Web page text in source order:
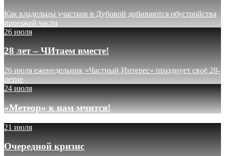
Как владельцы участков в Дубовой добиваются обустройства
проезжей части
26 июля
28 лет – ЧИтаем вместе!
26 июля еженедельник «Частный Интерес» празднует своё 28-
летие
24 июля
«Метеор» к нам мчится!
21 июля
Очередной кризис